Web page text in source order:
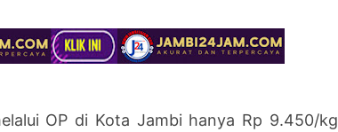
OP di Kota Jambi hanya Rp 9.450/kg